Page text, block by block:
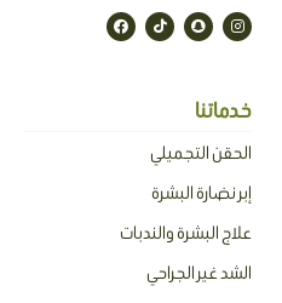
I
n
s
a
S
n
a
a
t
T
i
k
F
a
c
خدماتنا
الحقن التجميلي
إبر نضارة البشرة
علاج البشرة والندبات
الشد غير الجراحي